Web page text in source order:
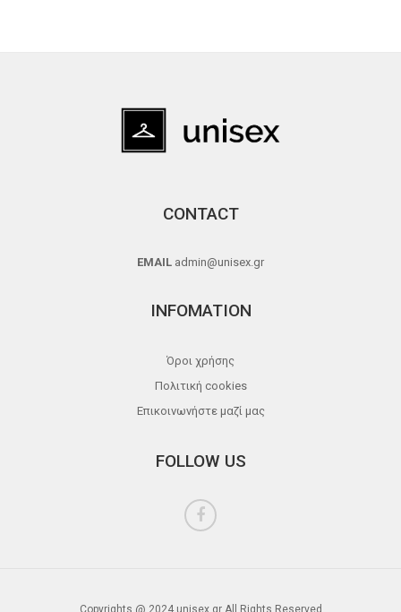
CONTACT
EMAIL admin@unisex.gr
INFOMATION
Όροι χρήσης
Πολιτική cookies
Επικοινωνήστε μαζί μας
FOLLOW US
Copyrights @ 2024 unisex.gr All Rights Reserved